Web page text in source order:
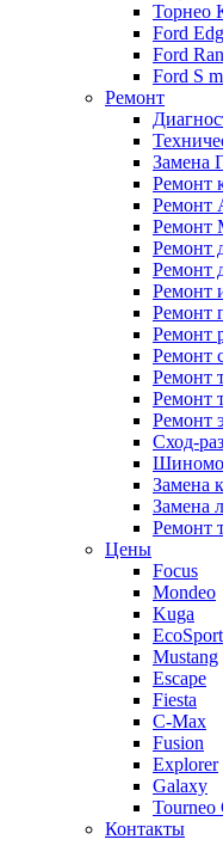
Торнео
Ford
Ford
Ford S
Ремонт
Замена
Ремонт
Ремонт
Ремонт
Ремонт
Ремонт
Ремонт
Ремонт
Ремонт
Ремонт
Ремонт
Сход-
Замена
Замена
Ремонт
Цены
Focus
Mondeo
Kuga
EcoSport
Mustang
Escape
Fiesta
C-Max
Fusion
Explorer
Galaxy
Tourneo
Контакты